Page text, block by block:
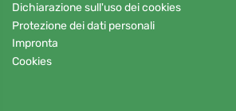
Dichiarazione sull'uso dei cookies
Protezione dei dati personali
Impronta
Cookies